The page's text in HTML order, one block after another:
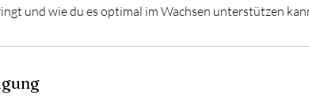
und wie du es optimal im Wachsen unterstützen